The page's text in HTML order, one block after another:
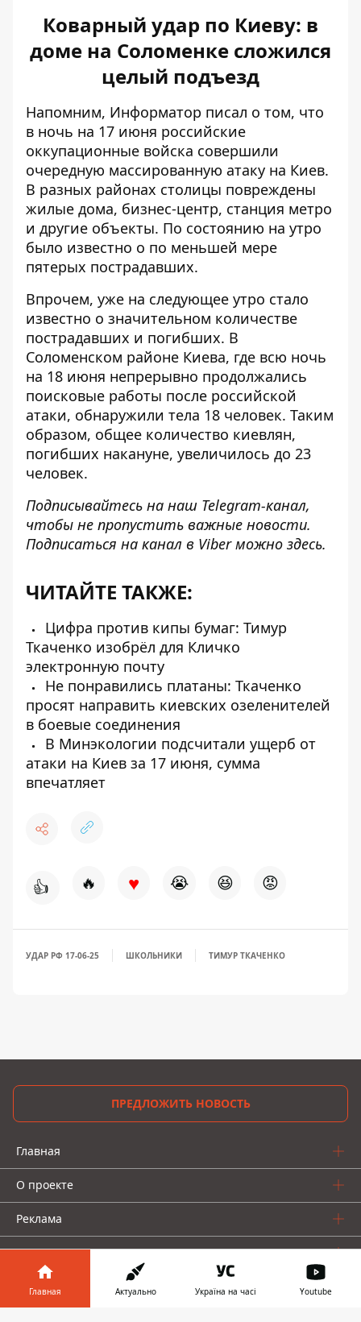
Коварный удар по Киеву: в
доме на Соломенке сложился
целый подъезд
Напомним, Информатор писал о том, что
в ночь на 17 июня российские
оккупационные войска совершили
очередную массированную атаку на Киев.
В разных районах столицы повреждены
жилые дома, бизнес-центр, станция метро
и другие объекты. По состоянию на утро
было известно о по меньшей мере
пятерых пострадавших.
Впрочем, уже на следующее утро стало
известно о значительном количестве
пострадавших и погибших. В
Соломенском районе Киева, где всю ночь
на 18 июня непрерывно продолжались
поисковые работы после российской
атаки, обнаружили тела 18 человек. Таким
образом, общее количество киевлян,
погибших накануне, увеличилось до 23
человек.
Подписывайтесь на наш Telegram-канал,
чтобы не пропустить важные новости.
Подписаться на канал в Viber можно здесь.
ЧИТАЙТЕ ТАКЖЕ:
Цифра против кипы бумаг: Тимур
Ткаченко изобрёл для Кличко
электронную почту
Не понравились платаны: Ткаченко
просят направить киевских озеленителей
в боевые соединения
В Минэкологии подсчитали ущерб от
атаки на Киев за 17 июня, сумма
впечатляет
👍 🔥 ♥ 😭 😆 😡
УДАР РФ 17-06-25 ШКОЛЬНИКИ ТИМУР ТКАЧЕНКО
ПРЕДЛОЖИТЬ НОВОСТЬ
Главная
О проекте
Реклама
О нас
Главная Актуально Україна на часі Youtube